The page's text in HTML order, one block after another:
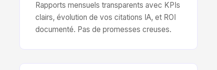
Rapports mensuels transparents avec KPIs
clairs, évolution de vos citations IA, et ROI
documenté. Pas de promesses creuses.